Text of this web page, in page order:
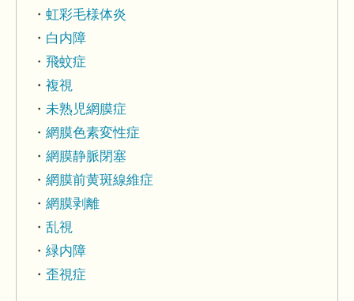
虹彩毛様体炎
白内障
飛蚊症
複視
未熟児網膜症
網膜色素変性症
網膜静脈閉塞
網膜前黄斑線維症
網膜剥離
乱視
緑内障
歪視症